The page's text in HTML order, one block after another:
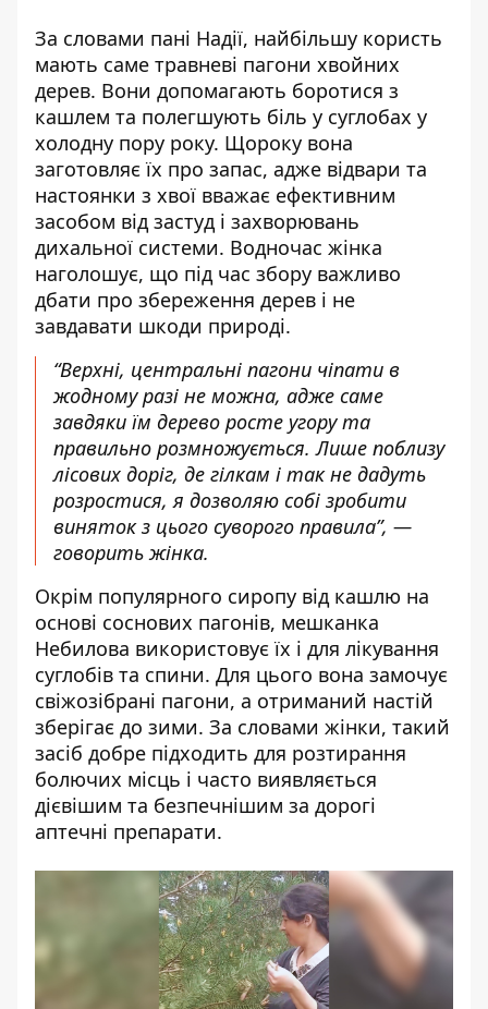
За словами пані Надії, найбільшу користь
мають саме травневі пагони хвойних
дерев. Вони допомагають боротися з
кашлем та полегшують біль у суглобах у
холодну пору року. Щороку вона
заготовляє їх про запас, адже відвари та
настоянки з хвої вважає ефективним
засобом від застуд і захворювань
дихальної системи. Водночас жінка
наголошує, що під час збору важливо
дбати про збереження дерев і не
завдавати шкоди природі.
“Верхні, центральні пагони чіпати в
жодному разі не можна, адже саме
завдяки їм дерево росте угору та
правильно розмножується. Лише поблизу
лісових доріг, де гілкам і так не дадуть
розростися, я дозволяю собі зробити
виняток з цього суворого правила”, —
говорить жінка.
Окрім популярного сиропу від кашлю на
основі соснових пагонів, мешканка
Небилова використовує їх і для лікування
суглобів та спини. Для цього вона замочує
свіжозібрані пагони, а отриманий настій
зберігає до зими. За словами жінки, такий
засіб добре підходить для розтирання
болючих місць і часто виявляється
дієвішим та безпечнішим за дорогі
аптечні препарати.